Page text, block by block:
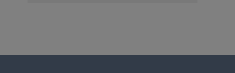
Questionario